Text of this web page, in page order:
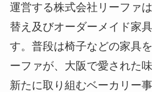
運営する株式会社リーファ
替え及びオーダーメイド家
す。普段は椅子などの家具
ーファが、大阪で愛された
新たに取り組むベーカリー